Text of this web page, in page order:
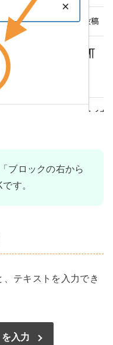
ブロックの右から
す。
テキストを入力でき
入力